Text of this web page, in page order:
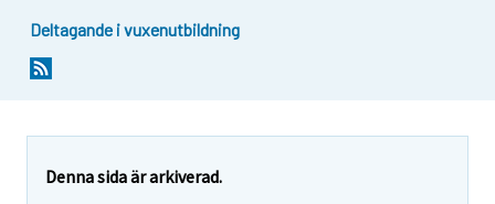
Deltagande i vuxenutbildning
Denna sida är arkiverad.